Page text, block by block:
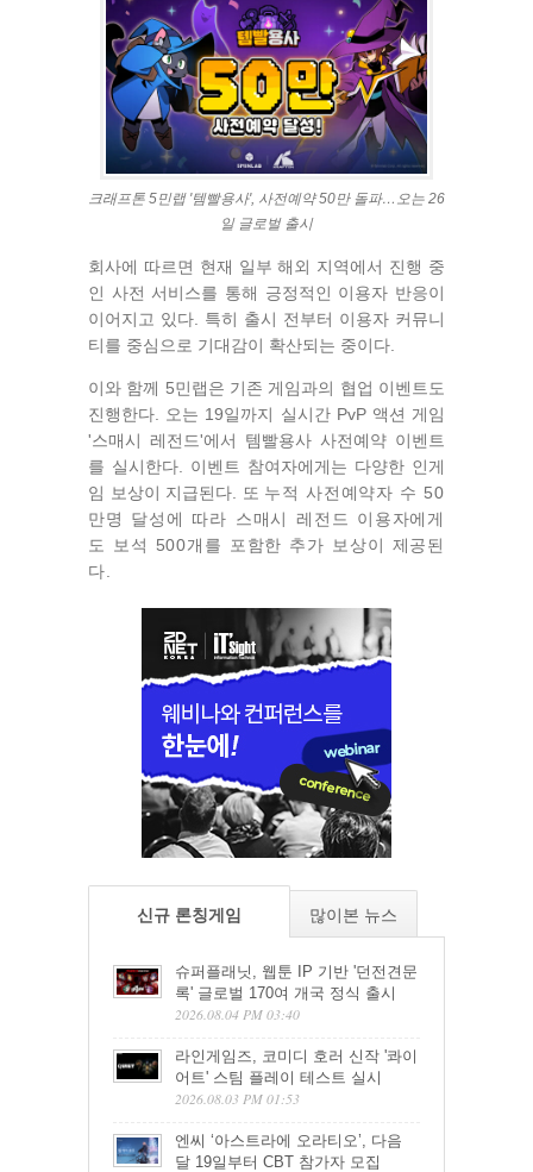
크래프톤 5민랩 '템빨용사', 사전예약 50만 돌파…오는 26
일 글로벌 출시
회사에 따르면 현재 일부 해외 지역에서 진행 중
인 사전 서비스를 통해 긍정적인 이용자 반응이
이어지고 있다. 특히 출시 전부터 이용자 커뮤니
티를 중심으로 기대감이 확산되는 중이다.
이와 함께 5민랩은 기존 게임과의 협업 이벤트도
진행한다. 오는 19일까지 실시간 PvP 액션 게임
'스매시 레전드'에서 템빨용사 사전예약 이벤트
를 실시한다. 이벤트 참여자에게는 다양한 인게
임 보상이 지급된다. 또 누적 사전예약자 수 50
만명 달성에 따라 스매시 레전드 이용자에게
도
보석 500개를
포함한 추가 보상이 제공된
다.
신규 론칭게임 많이본 뉴스
슈퍼플래닛, 웹툰 IP 기반 '던전견문
록' 글로벌 170여 개국 정식 출시
2026.08.04 PM 03:40
라인게임즈, 코미디 호러 신작 '콰이
어트' 스팀 플레이 테스트 실시
2026.08.03 PM 01:53
엔씨 ‘아스트라에 오라티오’, 다음
달 19일부터 CBT 참가자 모집